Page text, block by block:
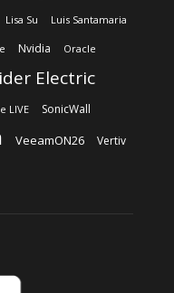
Lisa Su Luis Santamaria
Nvidia Oracle
Electric
LIVE SonicWall
VeeamON26 Vertiv